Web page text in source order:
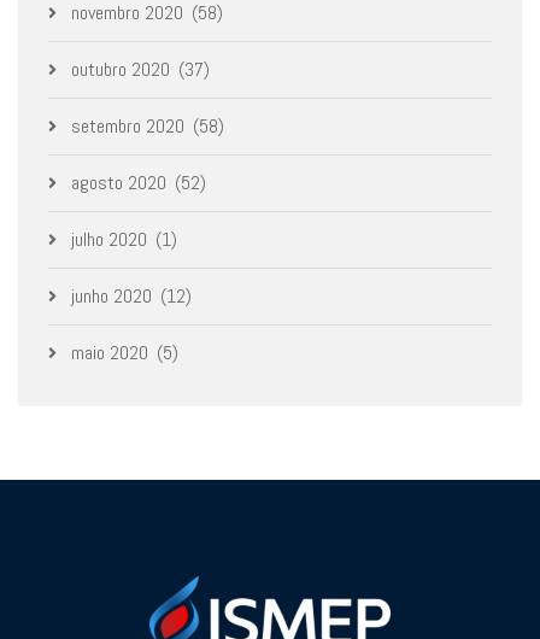
novembro 2020 (58)
outubro 2020 (37)
setembro 2020 (58)
agosto 2020 (52)
julho 2020 (1)
junho 2020 (12)
maio 2020 (5)